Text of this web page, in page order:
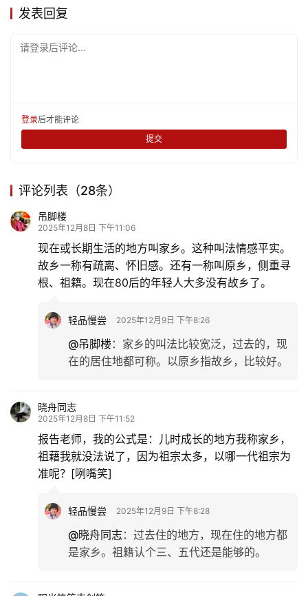
首
生
感
旅
题
登录 注册
发表回复
请登录后评论...
登录后才能评论
提交
评论列表（28条）
吊脚楼
2025年12月8日 下午11:06
现在或长期生活的地方叫家乡。这种叫法情感平实。
故乡一称有疏离、怀旧感。还有一称叫原乡，侧重寻
根、祖籍。现在80后的年轻人大多没有故乡了。
轻品慢尝 2025年12月9日 下午8:26
@吊脚楼： 家乡的叫法比较宽泛，过去的，现
在的居住地都可称。以原乡指故乡，比较好。
晓舟同志
2025年12月8日 下午11:52
报告老师，我的公式是：儿时成长的地方我称家乡，
祖藉我就没法说了，因为祖宗太多，以哪一代祖宗为
准呢？[咧嘴笑]
轻品慢尝 2025年12月9日 下午8:28
@晓舟同志： 过去住的地方，现在住的地方都
是家乡。祖籍认个三、五代还是能够的。